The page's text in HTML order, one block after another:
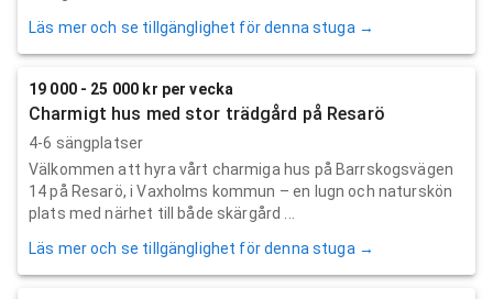
Läs mer och se tillgänglighet för denna stuga →
19 000 - 25 000 kr per vecka
Charmigt hus med stor trädgård på Resarö
4-6 sängplatser
Välkommen att hyra vårt charmiga hus på Barrskogsvägen
14 på Resarö, i Vaxholms kommun – en lugn och naturskön
plats med närhet till både skärgård ...
Läs mer och se tillgänglighet för denna stuga →